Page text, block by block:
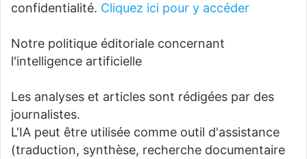
confidentialité. Cliquez ici pour y accéder
Notre politique éditoriale concernant
l'intelligence artificielle
Les analyses et articles sont rédigées par des
journalistes.
L'IA peut être utilisée comme outil d'assistance
(traduction, synthèse, recherche documentaire